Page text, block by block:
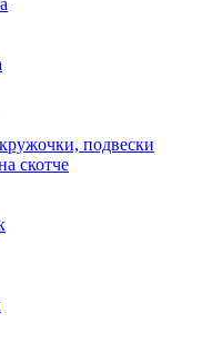
подвески
скотче